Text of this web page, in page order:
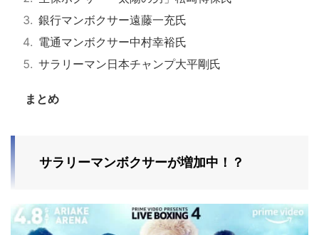
銀行マンボクサー遠藤一充氏
電通マンボクサー中村幸裕氏
サラリーマン日本チャンプ大平剛氏
まとめ
サラリーマンボクサーが増加中！？